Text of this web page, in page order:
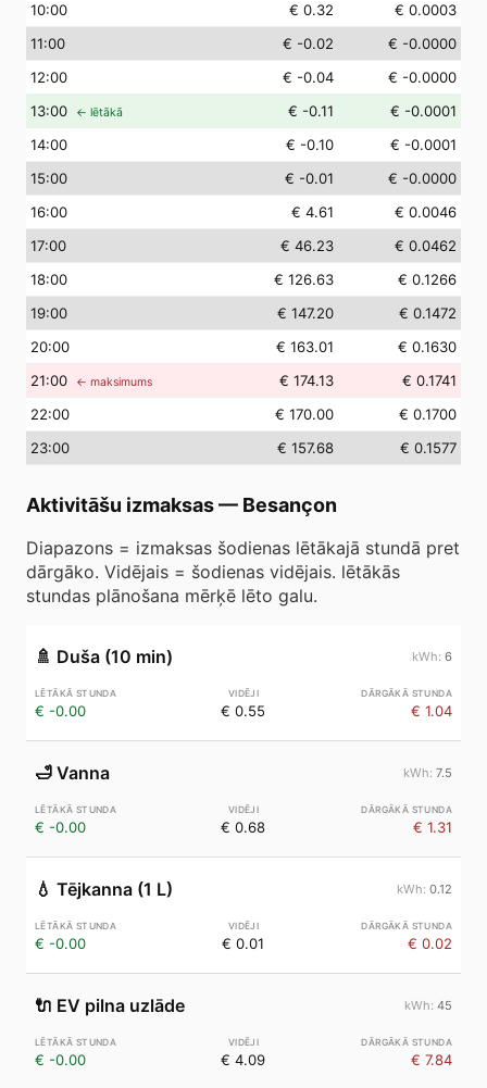
10:00 € 0.32
€ 0.0003
11:00 € -0.02
€ -0.0000
12:00 € -0.04
€ -0.0000
13:00 ← lētākā € -0.11
€ -0.0001
14:00 € -0.10
€ -0.0001
15:00 € -0.01
€ -0.0000
16:00 € 4.61
€ 0.0046
17:00 € 46.23
€ 0.0462
18:00 € 126.63
€ 0.1266
19:00 € 147.20
€ 0.1472
20:00 € 163.01
€ 0.1630
21:00 ← maksimums € 174.13
€ 0.1741
22:00 € 170.00
€ 0.1700
23:00 € 157.68 € 0.1577
Aktivitāšu izmaksas— Besançon
Diapazons = izmaksas šodienas lētākajā stundā pret
dārgāko. Vidējais = šodienas vidējais. lētākās
stundas plānošana mērķē lēto galu.
🚿 Duša (10 min) 6
€ -0.00 € 0.55 € 1.04
🛁 Vanna 7.5
€ -0.00 € 0.68 € 1.31
💧 Tējkanna (1 L) 0.12
€ -0.00 € 0.01 € 0.02
🔌 EV pilna uzlāde 45
€ -0.00 € 4.09 € 7.84